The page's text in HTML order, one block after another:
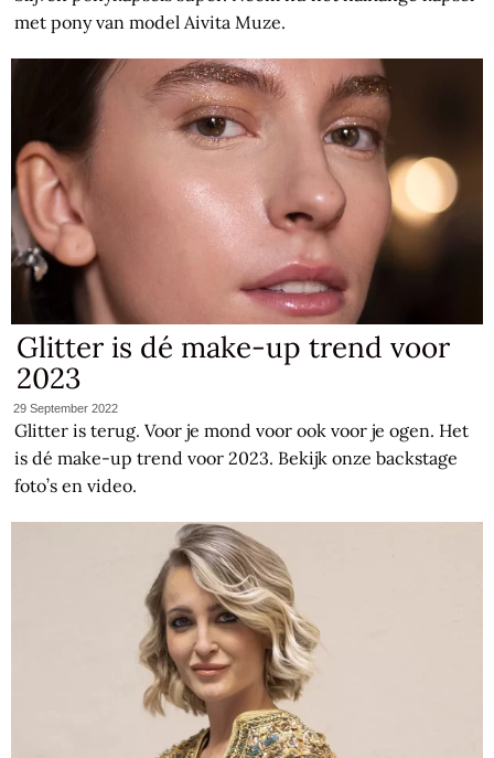
met pony van model Aivita Muze.
Glitter is dé make-up trend voor
2023
29 September 2022
Glitter is terug. Voor je mond voor ook voor je ogen. Het
is dé make-up trend voor 2023. Bekijk onze backstage
foto’s en video.